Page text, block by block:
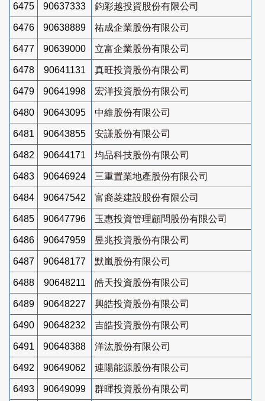
6475 90637333 鈞彩越投資股份有限公司
6476 90638889 祐成企業股份有限公司
6477 90639000 立富企業股份有限公司
6478 90641131 真旺投資股份有限公司
6479 90641998 宏洋投資股份有限公司
6480 90643095 中維股份有限公司
6481 90643855 安謙股份有限公司
6482 90644171 均品科技股份有限公司
6483 90646924 三重置業地產股份有限公司
6484 90647542 富裔菱建設股份有限公司
6485 90647796 玉惠投資管理顧問股份有限公司
6486 90647959 昱兆投資股份有限公司
6487 90648177 默嵐股份有限公司
6488 90648211 皓天投資股份有限公司
6489 90648227 興皓投資股份有限公司
6490 90648232 吉皓投資股份有限公司
6491 90648388 洋汯股份有限公司
6492 90649062 連陽能源股份有限公司
6493 90649099 群暉投資股份有限公司